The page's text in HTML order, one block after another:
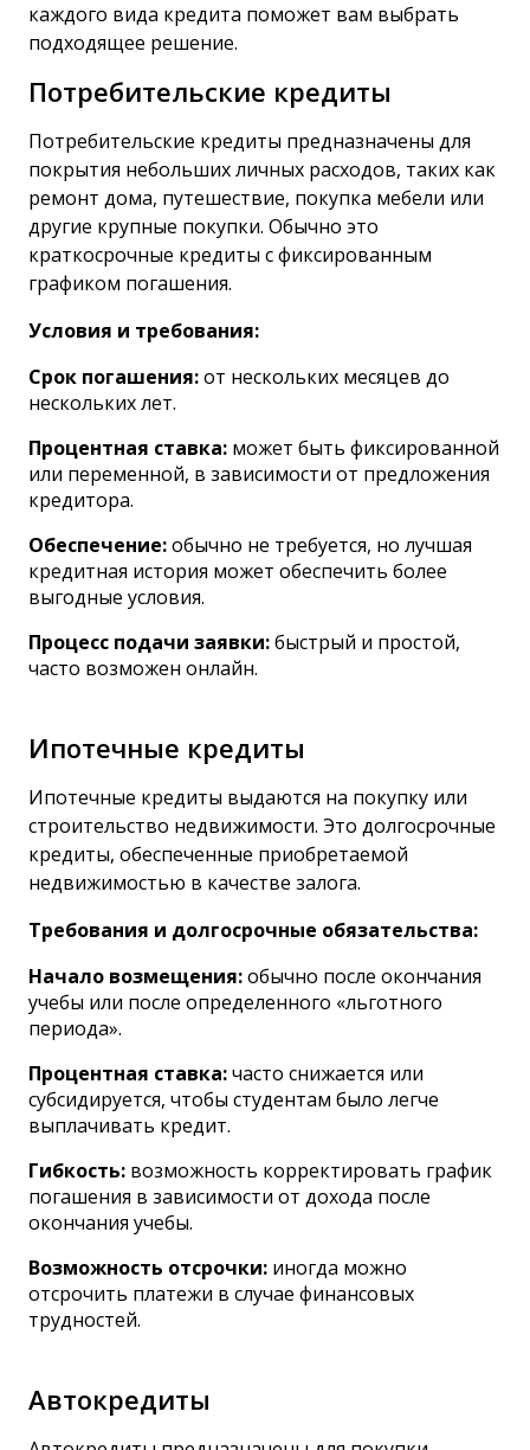
каждого вида кредита поможет вам выбрать
подходящее решение.
Потребительские кредиты
Потребительские кредиты предназначены для
покрытия небольших личных расходов, таких как
ремонт дома, путешествие, покупка мебели или
другие крупные покупки. Обычно это
краткосрочные кредиты с фиксированным
графиком погашения.
Условия и требования:
Срок погашения:от нескольких месяцев до
нескольких лет.
Процентная ставка: может быть фиксированной
или переменной, в зависимости от предложения
кредитора.
Обеспечение:обычно не требуется, но лучшая
кредитная история может обеспечить более
выгодные условия.
Процесс подачи заявки:быстрый и простой,
часто возможен онлайн.
Ипотечные кредиты
Ипотечные кредиты выдаются на покупку или
строительство недвижимости. Это долгосрочные
кредиты, обеспеченные приобретаемой
недвижимостью в качестве залога.
Требования и долгосрочные обязательства:
Начало возмещения:обычно после окончания
учебы или после определенного «льготного
периода».
Процентная ставка:часто снижается или
субсидируется, чтобы студентам было легче
выплачивать кредит.
Гибкость: возможность корректировать график
погашения в зависимости от дохода после
окончания учебы.
Возможность отсрочки: иногда можно
отсрочить платежи в случае финансовых
трудностей.
Автокредиты